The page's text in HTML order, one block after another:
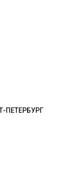
ПЕТЕРБУРГ